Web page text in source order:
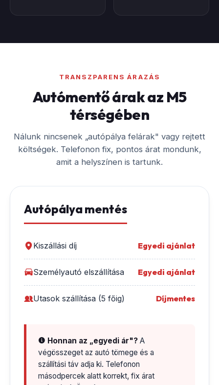
TRANSZPARENS ÁRAZÁS
Autómentő árak az M5
térségében
Nálunk nincsenek „autópálya felárak" vagy rejtett
költségek. Telefonon fix, pontos árat mondunk,
amit a helyszínen is tartunk.
Autópálya mentés
Kiszállási díj Egyedi ajánlat
Személyautó elszállítása Egyedi ajánlat
Utasok szállítása (5 főig) Díjmentes
Honnan az „egyedi ár"? A
végösszeget az autó tömege és a
szállítási táv adja ki. Telefonon
másodpercek alatt korrekt, fix árat